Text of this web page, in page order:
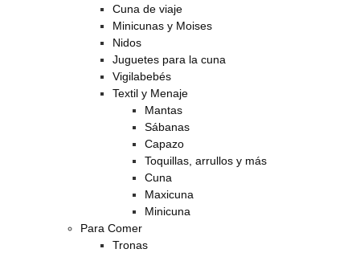
Cuna de viaje
Minicunas y Moises
Nidos
Juguetes para la cuna
Vigilabebés
Textil y Menaje
Mantas
Sábanas
Capazo
Toquillas, arrullos y más
Cuna
Maxicuna
Minicuna
Para Comer
Tronas